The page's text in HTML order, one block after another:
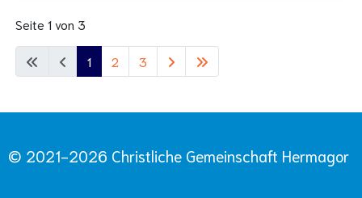
Seite 1 von 3
1 2 3
© 2021-2026 Christliche Gemeinschaft Hermagor